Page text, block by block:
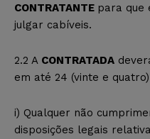
CONTRATANTE para que
julgar cabíveis.
2.2 A CONTRATADA
em até 24 (vinte e
i) Qualquer não
disposições legais